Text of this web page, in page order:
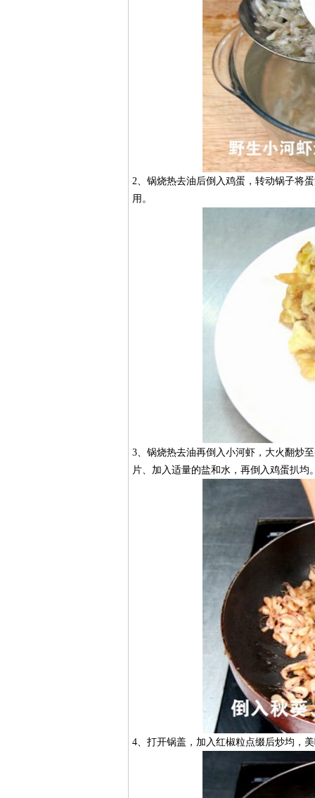
2、锅烧热去油后倒入鸡蛋，转动锅子将
用。
3、锅烧热去油再倒入小河虾，大火翻炒
片、加入适量的盐和水，再倒入鸡蛋扒
4、打开锅盖，加入红椒粒点缀后炒均，